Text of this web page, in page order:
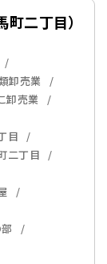
二丁目）
卸売業
卸売業
目
二丁目